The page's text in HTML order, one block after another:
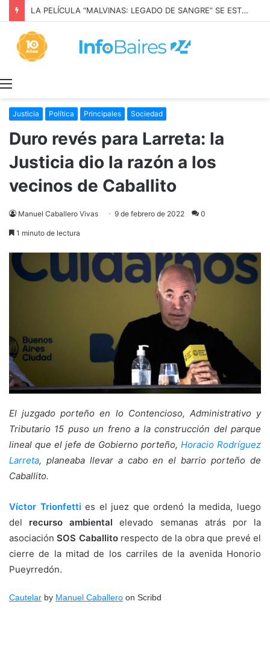
LA PELÍCULA “MALVINAS: LEGADO DE SANGRE” SE ESTRENARÁ EN PRIME VIDEO
Justicia Política Principales Sociedad
Duro revés para Larreta: la
Justicia dio la razón a los
vecinos de Caballito
Manuel Caballero Vivas 9 de febrero de 2022 0
1 minuto de lectura
El juzgado porteño en lo Contencioso, Administrativo y
Tributario 15 puso un freno a la construcción del parque
lineal que el jefe de Gobierno porteño, Horacio Rodríguez
Larreta, planeaba llevar a cabo en el barrio porteño de
Caballito.
Víctor Trionfetti es el juez que ordenó la medida, luego
del recurso ambiental elevado semanas atrás por la
asociaciónSOS Caballitorespecto de la obra que prevé el
cierre de la mitad de los carriles de la avenida Honorio
Pueyrredón.
Cautelar by Manuel Caballero on Scribd